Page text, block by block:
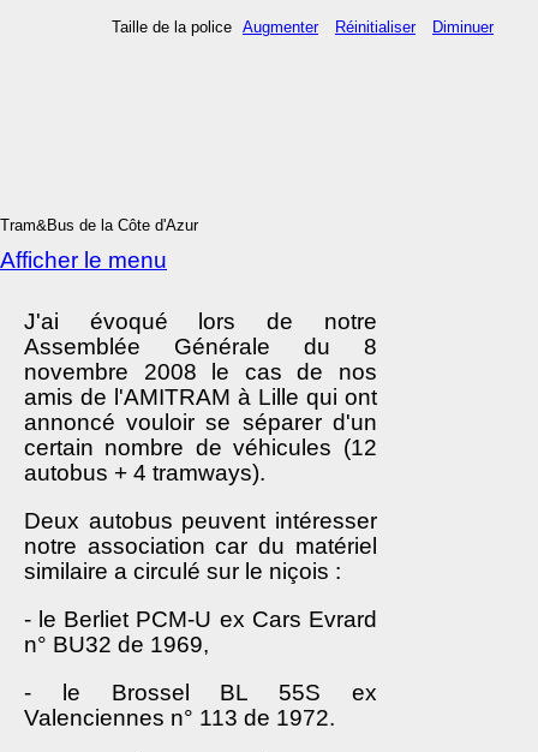
Tram&Bus de la Côte d'Azur
Afficher le menu
Taille de la police Augmenter Réinitialiser Diminuer
J'ai évoqué lors de notre
Assemblée Générale du 8
novembre 2008 le cas de nos
amis de l'AMITRAM à Lille qui ont
annoncé vouloir se séparer d'un
certain nombre de véhicules (12
autobus + 4 tramways).
Deux autobus peuvent intéresser
notre association car du matériel
similaire a circulé sur le niçois :
- le Berliet PCM-U ex Cars Evrard
n° BU32 de 1969,
- le Brossel BL 55S ex
Valenciennes n° 113 de 1972.